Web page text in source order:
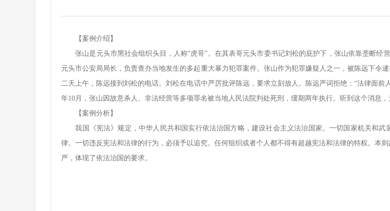
【案例介绍】
张山是元头市黑社会组织头目，人称“虎哥”。在其表哥元头市委书记刘松的庇护下，张山依靠垄断经
元头市公安局局长，负责查办当地发生的多起重大暴力犯罪案件。张山作为犯罪嫌疑人之一，被陈远下令
二天上午，陈远接到刘松的电话。刘松在电话中严厉批评陈远，要求立刻放人。陈远严词拒绝：“法律面
年10月，张山因故意杀人、非法经营等多项罪名被当地人民法院判处死刑，缓期两年执行。听到这个消息，
【案例分析】
我国《宪法》规定，中华人民共和国实行依法治国方略，建设社会主义法治国家。一切国家机关和武
律。一切违反宪法和法律的行为，必须予以追究。任何组织或者个人都不得有超越宪法和法律的特权。本
严，体现了依法治国的要求。